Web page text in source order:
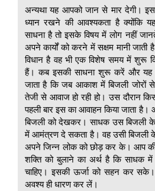
अन्यथा यह आपको जान से मार देगी। इस
ध्यान रखने की आवश्यकता है क्योंकि
साधना है तो इसके विषय में लोग नहीं
अपने कार्यों को करने में सक्षम मानी
विधान है वह भी एक विशेष समय में शुरू
हैं। कब इसकी साधना शुरू करें और यह
जाता है कि जब आकाश में बिजली
तेजी से आवाज हो रही हो। उस दौरान
पहली बार इस का आवाहन किया जाता
बिजली को देखकर। साधक उस बिजली के
में आमंत्रण दे सकता है। वह उसी बिजली
अपने जिन्न लोक को छोड़ कर के। आप की
शक्ति को बुलाने का अर्थ है कि साधक में
चाहिए। इसकी ऊर्जा को सहन कर
अवश्य ही धारण कर लें।